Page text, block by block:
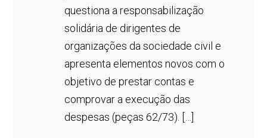
questiona a responsabilização
solidária de dirigentes de
organizações da sociedade civil e
apresenta elementos novos com o
objetivo de prestar contas e
comprovar a execução das
despesas (peças 62/73). […]